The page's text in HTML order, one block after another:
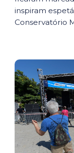
inspiram
Conservatório